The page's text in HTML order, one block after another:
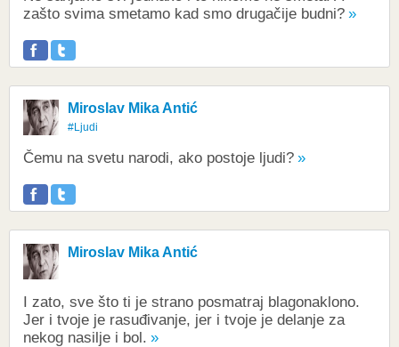
zašto svima smetamo kad smo drugačije budni?
Miroslav Mika Antić
#Ljudi
Čemu na svetu narodi, ako postoje ljudi?
Miroslav Mika Antić
I zato, sve što ti je strano posmatraj blagonaklono.
Jer i tvoje je rasuđivanje, jer i tvoje je delanje za
nekog nasilje i bol.